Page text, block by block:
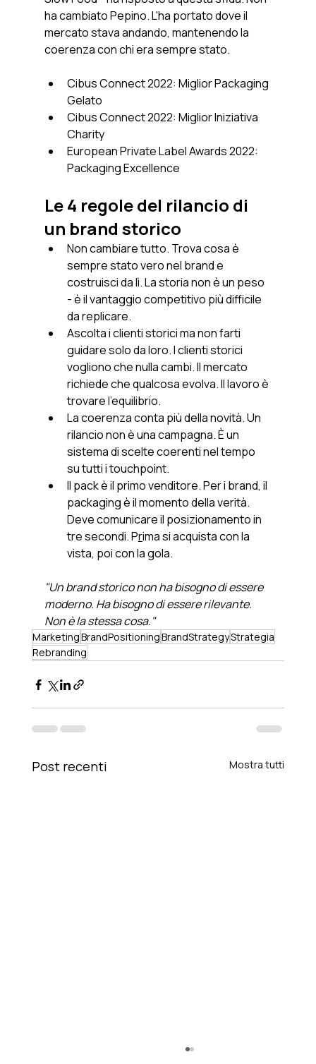
ha cambiato Pepino. L'ha portato dove il
mercato stava andando, mantenendo la
coerenza con chi era sempre stato.
Cibus Connect 2022: Miglior Packaging
Gelato
Cibus Connect 2022: Miglior Iniziativa
Charity
European Private Label Awards 2022:
Packaging Excellence
Le 4 regole del rilancio di
un brand storico
Non cambiare tutto. Trova cosa è
sempre stato vero nel brand e
costruisci da lì. La storia non è un peso
- è il vantaggio competitivo più difficile
da replicare.
Ascolta i clienti storici ma non farti
guidare solo da loro. I clienti storici
vogliono che nulla cambi. Il mercato
richiede che qualcosa evolva. Il lavoro è
trovare l'equilibrio.
La coerenza conta più della novità. Un
rilancio non è una campagna. È un
sistema di scelte coerenti nel tempo
su tutti i touchpoint.
Il pack è il primo venditore. Per i brand, il
packaging è il momento della verità.
Deve comunicare il posizionamento in
tre secondi. Prima si acquista con la
vista, poi con la gola.
"Un brand storico non ha bisogno di essere
moderno. Ha bisogno di essere rilevante.
Non è la stessa cosa."
MarketingBrandPositioningBrandStrategyStrategia
Rebranding
Post recenti Mostra tutti